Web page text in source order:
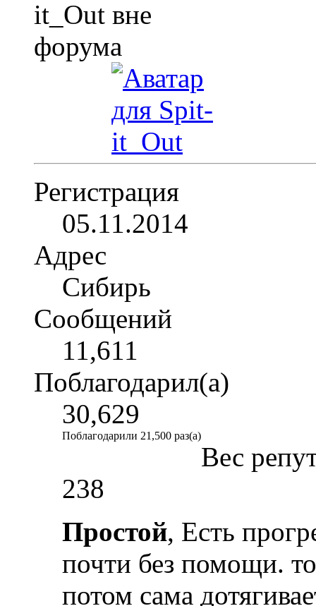
Регистрация
05.11.2014
Адрес
Сибирь
Сообщений
11,611
Поблагодарил(а)
30,629
Поблагодарили 21,500 раз(а)
Вес
238
Простой, Есть
почти без помощи.
потом сама